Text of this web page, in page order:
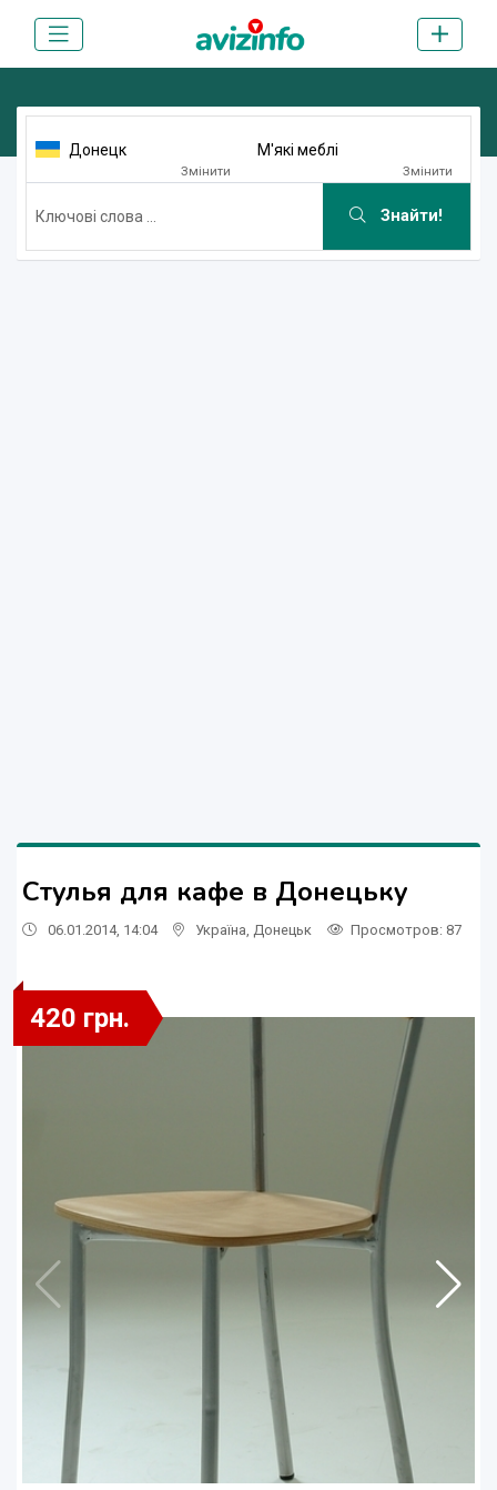
Донецк
Змінити
М'які меблі
Змінити
Знайти!
Стулья для кафе в Донецьку
06.01.2014, 14:04 Україна Донецьк Просмотров: 87
420 грн.